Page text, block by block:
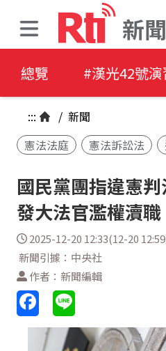
新聞
總覽 #漢光42號演
::: / 新聞
憲法法庭
憲法訴訟法
國民黨團指違憲
發大法官濫權瀆職
2025-12-20 12:33(12-20
新聞引據：中央社
作者：新聞編輯